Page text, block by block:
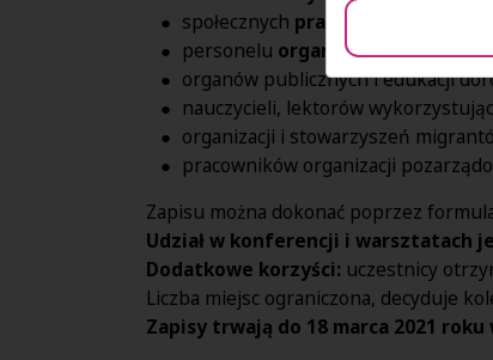
społecznych pracowników
personelu organizacji
organów publicznych i edukacji
nauczycieli, lektorów
organizacji i stowarzyszeń
pracowników organizacji
Zapisu można dokonać poprzez
Udział w konferencji i warsztatach
Dodatkowe korzyści: uczestnicy
Liczba miejsc ograniczona, decyduje
Zapisy trwają do 18 marca 2021 roku